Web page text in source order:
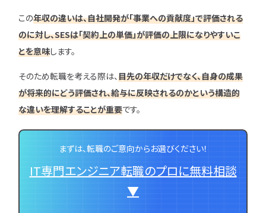
この年収の違いは、自社開発が「事業への貢献度」で評価される
のに対し、SESは「契約上の単価」が評価の上限になりやすいこ
とを意味します。
そのため転職を考える際は、目先の年収だけでなく、自身の成果
が将来的にどう評価され、給与に反映されるのかという構造的
な違いを理解することが重要です。
まずは、転職のご意向からお選びください！
IT専門エンジニア転職のプロに無料相談
▼